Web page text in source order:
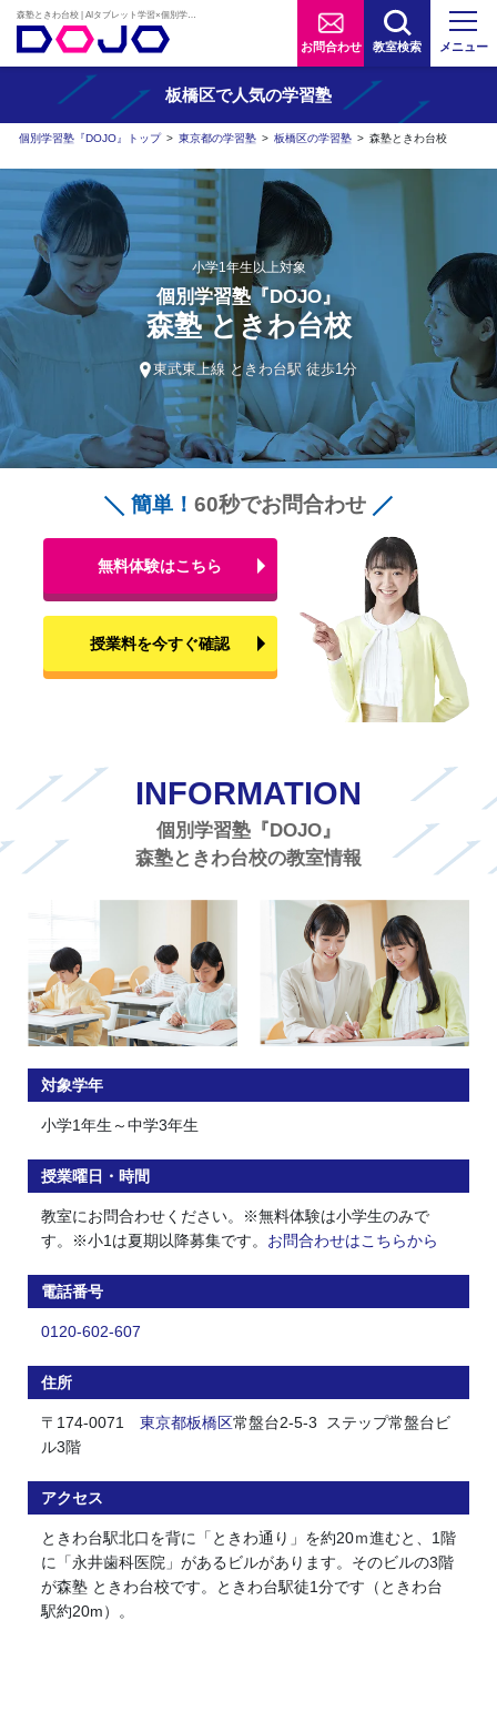
お問合わせ 教室検索 メニュー
板橋区で人気の学習塾
個別学習塾『DOJO』トップ > 東京都の学習塾 > 板橋区の学習塾 > 森塾ときわ台校
小学1年生以上対象
個別学習塾『DOJO』
森塾 ときわ台校
東武東上線 ときわ台駅 徒歩1分
簡単！ 60秒でお問合わせ
無料体験はこちら
授業料を今すぐ確認
INFORMATION
個別学習塾『DOJO』
森塾ときわ台校の教室情報
対象学年
小学1年生～中学3年生
授業曜日・時間
教室にお問合わせください。※無料体験は小学生のみで
す。※小1は夏期以降募集です。 お問合わせはこちらから
電話番号
0120-602-607
住所
〒174-0071 東京都板橋区常盤台2-5-3 ステップ常盤台ビ
ル3階
アクセス
ときわ台駅北口を背に「ときわ通り」を約20ｍ進むと、1階
に「永井歯科医院」があるビルがあります。そのビルの3階
が森塾 ときわ台校です。ときわ台駅徒1分です（ときわ台
駅約20m）。